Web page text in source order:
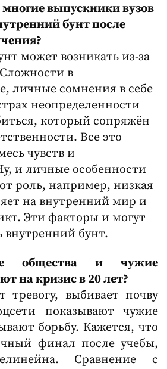
выпускники вузов
бунт после
может возникать из-за
в
личные сомнения в себе
неопределенности
который сопряжён
Все это
чувств и
и личные особенности
роль, например, низкая
на внутренний мир и
Эти факторы и могут
внутренний бунт.
общества и чужие
на кризис в 20 лет?
тревогу, выбивает почву
показывают чужие
борьбу. Кажется, что
финал после учебы,
Сравнение с